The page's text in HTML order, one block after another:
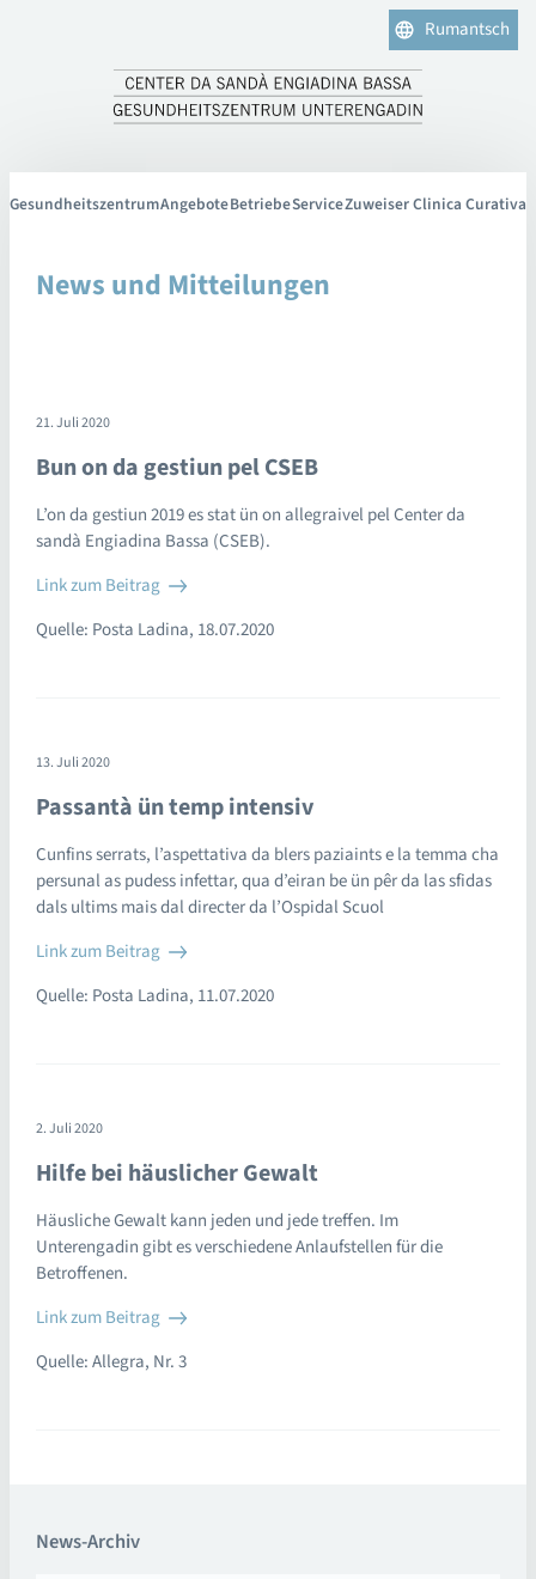
Rumantsch
GesundheitszentrumAngeboteBetriebeServiceZuweiser Clinica Curativa
News und Mitteilungen
21. Juli 2020
Bun on da gestiun pel CSEB
L’on da gestiun 2019 es stat ün on allegraivel pel Center da
sandà Engiadina Bassa (CSEB).
Link zum Beitrag
Quelle: Posta Ladina, 18.07.2020
13. Juli 2020
Passantà ün temp intensiv
Cunfins serrats, l’aspettativa da blers paziaints e la temma cha
persunal as pudess infettar, qua d’eiran be ün pêr da las sfidas
dals ultims mais dal directer da l’Ospidal Scuol
Link zum Beitrag
Quelle: Posta Ladina, 11.07.2020
2. Juli 2020
Hilfe bei häuslicher Gewalt
Häusliche Gewalt kann jeden und jede treffen. Im
Unterengadin gibt es verschiedene Anlaufstellen für die
Betroffenen.
Link zum Beitrag
Quelle: Allegra, Nr. 3
News-Archiv